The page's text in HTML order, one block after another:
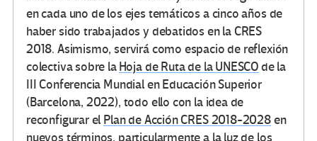
en cada uno de los ejes temáticos a cinco años de
haber sido trabajados y debatidos en la CRES
2018. Asimismo, servirá como espacio de reflexión
colectiva sobre laHoja de Ruta de la UNESCOde la
III Conferencia Mundial en Educación Superior
(Barcelona, 2022), todo ello con la idea de
reconfigurar el Plan de Acción CRES 2018-2028en